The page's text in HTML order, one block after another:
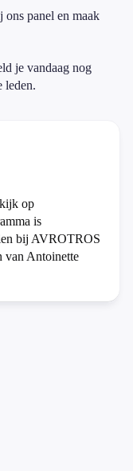
panel en maak
je vandaag nog
leden.
op
is
bij AVROTROS
van Antoinette